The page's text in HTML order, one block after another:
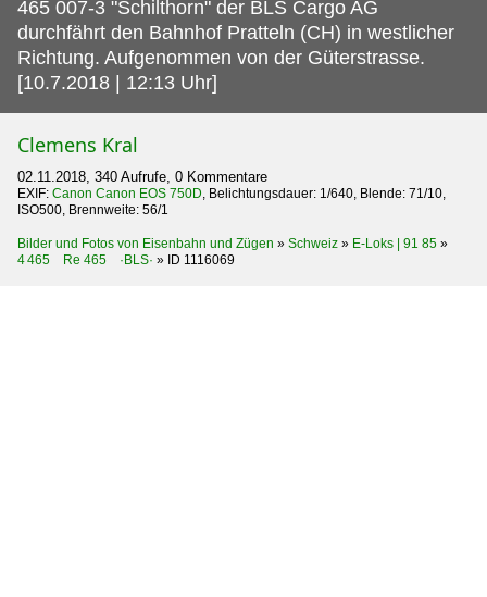
465 007-3 "Schilthorn" der BLS Cargo AG
durchfährt den Bahnhof Pratteln (CH) in westlicher
Richtung. Aufgenommen von der Güterstrasse.
[10.7.2018 | 12:13 Uhr]
Clemens Kral
02.11.2018, 340 Aufrufe, 0 Kommentare
EXIF: Canon Canon EOS 750D , Belichtungsdauer: 1/640, Blende: 71/10,
ISO500, Brennweite: 56/1
Bilder und Fotos von Eisenbahn und Zügen » Schweiz » E-Loks | 91 85 »
4 465 Re 465 ·BLS· » ID 1116069